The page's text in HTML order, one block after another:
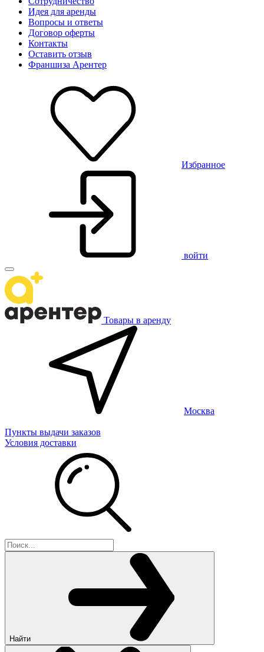
Идея для аренды
Вопросы и ответы
Договор оферты
Контакты
Оставить отзыв
Франшиза Арентер
Избранное
войти
Товары в аренду
Москва
Пункты выдачи заказов
Условия доставки
Найти